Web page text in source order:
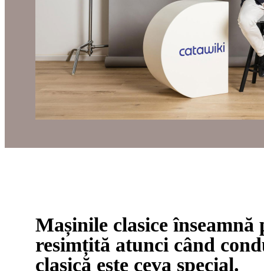
Mașinile clasice înseamnă
resimțită atunci când
clasică este ceva special.